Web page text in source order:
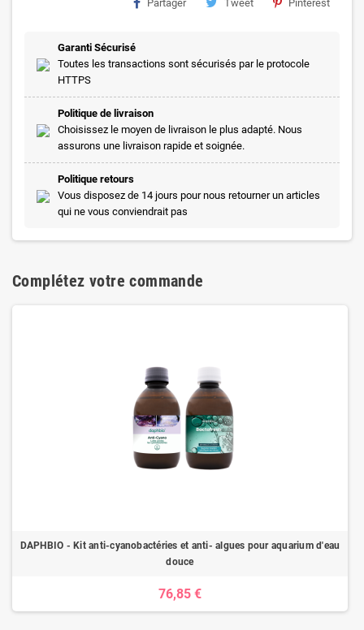
Partager Tweet Pinterest
Garanti Sécurisé
Toutes les transactions sont sécurisés par le protocole
HTTPS
Politique de livraison
Choisissez le moyen de livraison le plus adapté. Nous
assurons une livraison rapide et soignée.
Politique retours
Vous disposez de 14 jours pour nous retourner un articles
qui ne vous conviendrait pas
Complétez votre commande
DAPHBIO - Kit anti-cyanobactéries et anti- algues pour aquarium d'eau
douce
76,85 €